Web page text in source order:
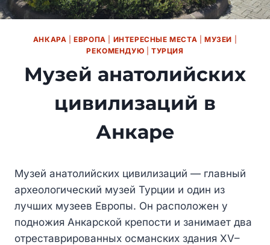
АНКАРА |ЕВРОПА ИНТЕРЕСНЫЕ МЕСТА МУЗЕИ
РЕКОМЕНДУЮ |ТУРЦИЯ
Музей анатолийских
цивилизаций в
Анкаре
Музей анатолийских цивилизаций — главный
археологический музей Турции и один из
лучших музеев Европы. Он расположен у
подножия Анкарской крепости и занимает два
отреставрированных османских здания XV–